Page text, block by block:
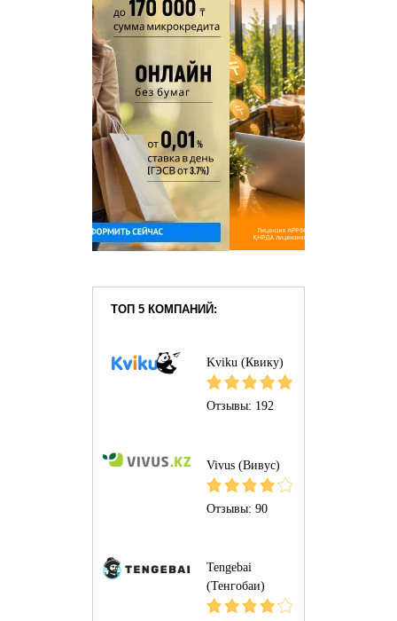
ТОП 5 КОМПАНИЙ:
Kviku (Квику)
Отзывы: 192
Vivus (Вивус)
Отзывы: 90
Tengebai
(Тенгобаи)